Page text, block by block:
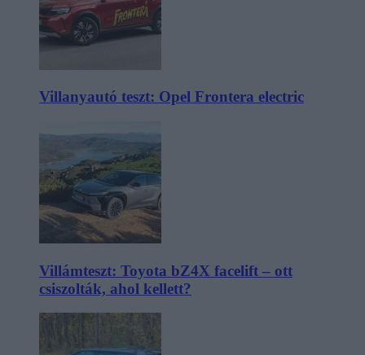
Villanyautó teszt: Opel Frontera electric
Villámteszt: Toyota bZ4X facelift – ott
csiszolták, ahol kellett?